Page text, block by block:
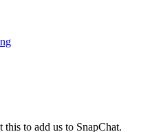
this to add us to SnapChat.